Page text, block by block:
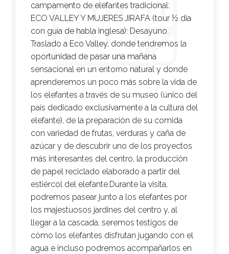
campamento de elefantes tradicional:
ECO VALLEY Y MUJERES JIRAFA (tour ½ día
con guía de habla inglesa): Desayuno.
Traslado a Eco Valley, donde tendremos la
oportunidad de pasar una mañana
sensacional en un entorno natural y donde
aprenderemos un poco más sobre la vida de
los elefantes a través de su museo (único del
país dedicado exclusivamente a la cultura del
elefante), de la preparación de su comida
con variedad de frutas, verduras y caña de
azúcar y de descubrir uno de los proyectos
más interesantes del centro, la producción
de papel reciclado elaborado a partir del
estiércol del elefante.Durante la visita,
podremos pasear junto a los elefantes por
los majestuosos jardines del centro y, al
llegar a la cascada, seremos testigos de
cómo los elefantes disfrutan jugando con el
agua e incluso podremos acompañarlos en